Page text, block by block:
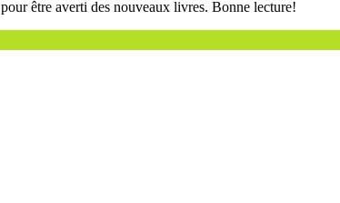
pour être averti des nouveaux livres. Bonne lecture!